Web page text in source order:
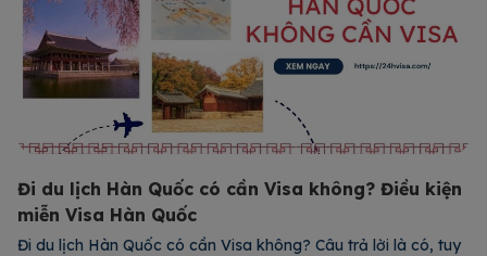
Đi du lịch Hàn Quốc có cần Visa không? Điều kiện
miễn Visa Hàn Quốc
Đi du lịch Hàn Quốc có cần Visa không? Câu trả lời là có, tuy